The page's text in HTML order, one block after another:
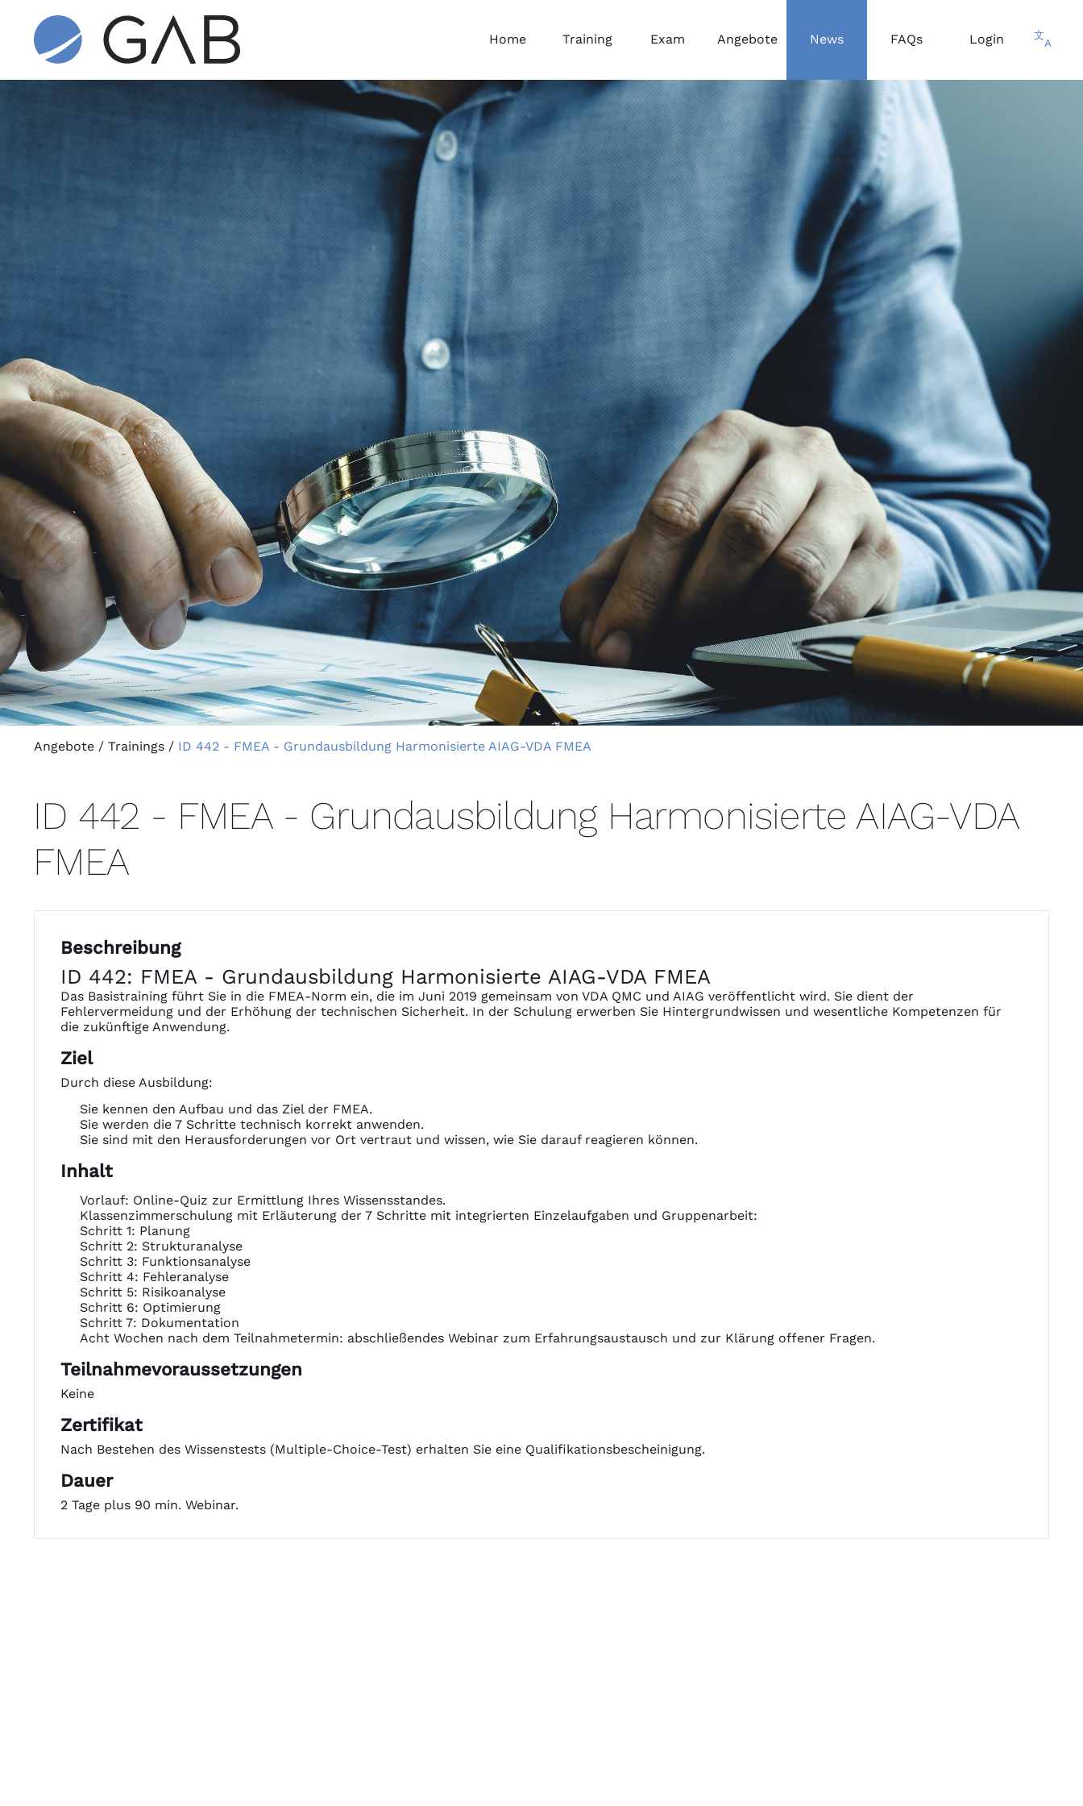
Home Training Exam Angebote News FAQs Login 文
A
Angebote / Trainings / ID 442 - FMEA - Grundausbildung Harmonisierte AIAG-VDA FMEA
ID 442 - FMEA - Grundausbildung Harmonisierte AIAG-VDA
FMEA
Beschreibung
ID 442: FMEA - Grundausbildung Harmonisierte AIAG-VDA FMEA
Das Basistraining führt Sie in die FMEA-Norm ein, die im Juni 2019 gemeinsam von VDA QMC und AIAG veröffentlicht wird. Sie dient der
Fehlervermeidung und der Erhöhung der technischen Sicherheit. In der Schulung erwerben Sie Hintergrundwissen und wesentliche Kompetenzen für
die zukünftige Anwendung.
Ziel
Durch diese Ausbildung:
Sie kennen den Aufbau und das Ziel der FMEA.
Sie werden die 7 Schritte technisch korrekt anwenden.
Sie sind mit den Herausforderungen vor Ort vertraut und wissen, wie Sie darauf reagieren können.
Inhalt
Vorlauf: Online-Quiz zur Ermittlung Ihres Wissensstandes.
Klassenzimmerschulung mit Erläuterung der 7 Schritte mit integrierten Einzelaufgaben und Gruppenarbeit:
Schritt 1: Planung
Schritt 2: Strukturanalyse
Schritt 3: Funktionsanalyse
Schritt 4: Fehleranalyse
Schritt 5: Risikoanalyse
Schritt 6: Optimierung
Schritt 7: Dokumentation
Acht Wochen nach dem Teilnahmetermin: abschließendes Webinar zum Erfahrungsaustausch und zur Klärung offener Fragen.
Teilnahmevoraussetzungen
Keine
Zertifikat
Nach Bestehen des Wissenstests (Multiple-Choice-Test) erhalten Sie eine Qualifikationsbescheinigung.
Dauer
2 Tage plus 90 min. Webinar.